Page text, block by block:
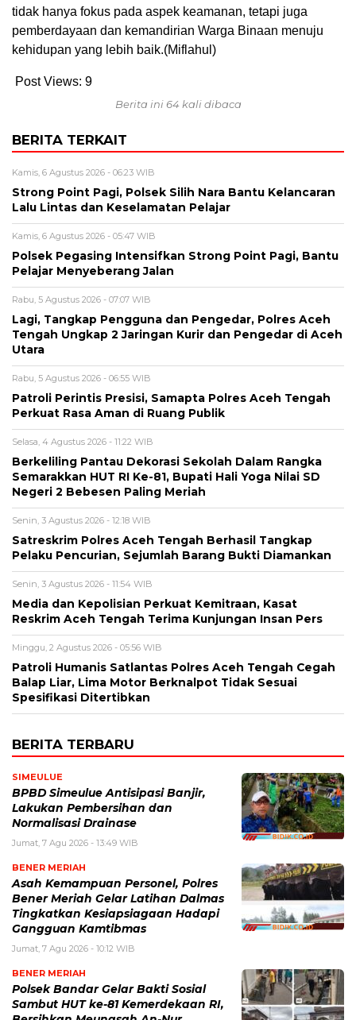
tidak hanya fokus pada aspek keamanan, tetapi juga
pemberdayaan dan kemandirian Warga Binaan menuju
kehidupan yang lebih baik.(Miflahul)
Post Views: 9
Berita ini 64 kali dibaca
BERITA TERKAIT
Kamis, 6 Agustus 2026 - 06:23 WIB
Strong Point Pagi, Polsek Silih Nara Bantu Kelancaran
Lalu Lintas dan Keselamatan Pelajar
Kamis, 6 Agustus 2026 - 05:47 WIB
Polsek Pegasing Intensifkan Strong Point Pagi, Bantu
Pelajar Menyeberang Jalan
Rabu, 5 Agustus 2026 - 07:07 WIB
Lagi, Tangkap Pengguna dan Pengedar, Polres Aceh
Tengah Ungkap 2 Jaringan Kurir dan Pengedar di Aceh
Utara
Rabu, 5 Agustus 2026 - 06:55 WIB
Patroli Perintis Presisi, Samapta Polres Aceh Tengah
Perkuat Rasa Aman di Ruang Publik
Selasa, 4 Agustus 2026 - 11:22 WIB
Berkeliling Pantau Dekorasi Sekolah Dalam Rangka
Semarakkan HUT RI Ke-81, Bupati Hali Yoga Nilai SD
Negeri 2 Bebesen Paling Meriah
Senin, 3 Agustus 2026 - 12:18 WIB
Satreskrim Polres Aceh Tengah Berhasil Tangkap
Pelaku Pencurian, Sejumlah Barang Bukti Diamankan
Senin, 3 Agustus 2026 - 11:54 WIB
Media dan Kepolisian Perkuat Kemitraan, Kasat
Reskrim Aceh Tengah Terima Kunjungan Insan Pers
Minggu, 2 Agustus 2026 - 05:56 WIB
Patroli Humanis Satlantas Polres Aceh Tengah Cegah
Balap Liar, Lima Motor Berknalpot Tidak Sesuai
Spesifikasi Ditertibkan
BERITA TERBARU
SIMEULUE
BPBD Simeulue Antisipasi Banjir,
Lakukan Pembersihan dan
Normalisasi Drainase
Jumat, 7 Agu 2026 - 13:49 WIB
BENER MERIAH
Asah Kemampuan Personel, Polres
Bener Meriah Gelar Latihan Dalmas
Tingkatkan Kesiapsiagaan Hadapi
Gangguan Kamtibmas
Jumat, 7 Agu 2026 - 10:12 WIB
BENER MERIAH
Polsek Bandar Gelar Bakti Sosial
Sambut HUT ke-81 Kemerdekaan RI,